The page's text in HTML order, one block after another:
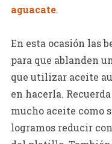
aguacate.
En esta ocasión las
para que ablanden
que utilizar aceite
en hacerla.
mucho aceite como
logramos reducir